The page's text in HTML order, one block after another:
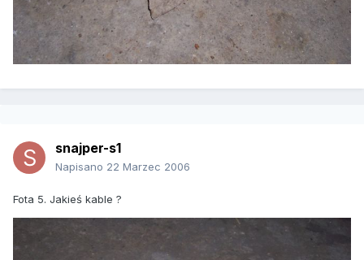
snajper-s1
Napisano 22 Marzec 2006
Fota 5. Jakieś kable ?